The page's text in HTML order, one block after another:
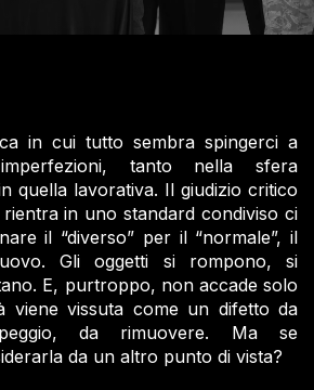
in cui tutto sembra spingerci a
tanto nella sfera
quella lavorativa. Il giudizio critico
in uno standard condiviso ci
il “diverso” per il “normale”, il
Gli oggetti si rompono, si
E, purtroppo, non accade solo
viene vissuta come un difetto da
da rimuovere. Ma se
da un altro punto di vista?